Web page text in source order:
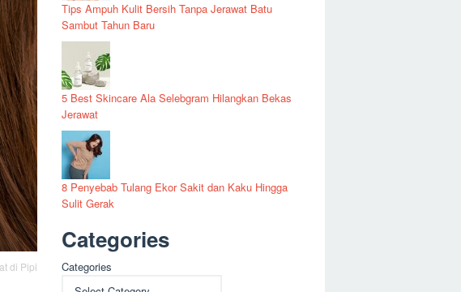
di Pipi
Tips Ampuh Kulit Bersih Tanpa Jerawat Batu
Sambut Tahun Baru
5 Best Skincare Ala Selebgram Hilangkan Bekas
Jerawat
8 Penyebab Tulang Ekor Sakit dan Kaku Hingga
Sulit Gerak
Categories
Categories